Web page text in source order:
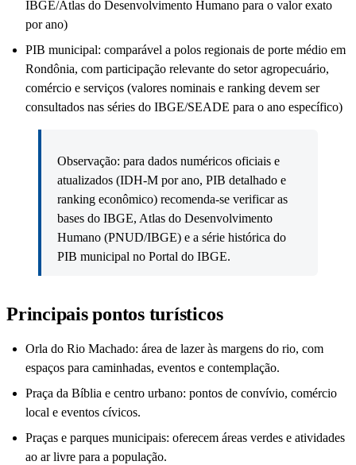
IBGE/Atlas do Desenvolvimento Humano para o valor exato
por ano)
PIB municipal: comparável a polos regionais de porte médio em
Rondônia, com participação relevante do setor agropecuário,
comércio e serviços (valores nominais e ranking devem ser
consultados nas séries do IBGE/SEADE para o ano específico)
Observação: para dados numéricos oficiais e
atualizados (IDH-M por ano, PIB detalhado e
ranking econômico) recomenda-se verificar as
bases do IBGE, Atlas do Desenvolvimento
Humano (PNUD/IBGE) e a série histórica do
PIB municipal no Portal do IBGE.
Principais pontos turísticos
Orla do Rio Machado: área de lazer às margens do rio, com
espaços para caminhadas, eventos e contemplação.
Praça da Bíblia e centro urbano: pontos de convívio, comércio
local e eventos cívicos.
Praças e parques municipais: oferecem áreas verdes e atividades
ao ar livre para a população.